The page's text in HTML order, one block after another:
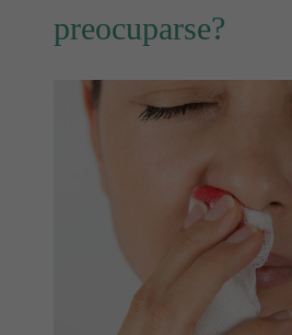
preocuparse?